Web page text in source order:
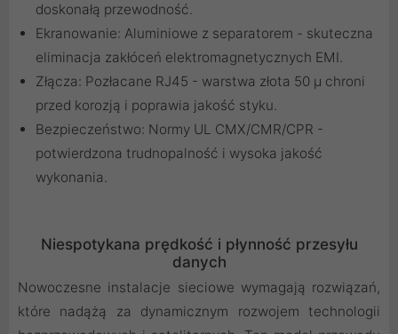
doskonałą przewodność.
Ekranowanie: Aluminiowe z separatorem - skuteczna
eliminacja zakłóceń elektromagnetycznych EMI.
Złącza: Pozłacane RJ45 - warstwa złota 50 µ chroni
przed korozją i poprawia jakość styku.
Bezpieczeństwo: Normy UL CMX/CMR/CPR -
potwierdzona trudnopalność i wysoka jakość
wykonania.
Niespotykana prędkość i płynność przesyłu
danych
Nowoczesne instalacje sieciowe wymagają rozwiązań,
które nadążą za dynamicznym rozwojem technologii